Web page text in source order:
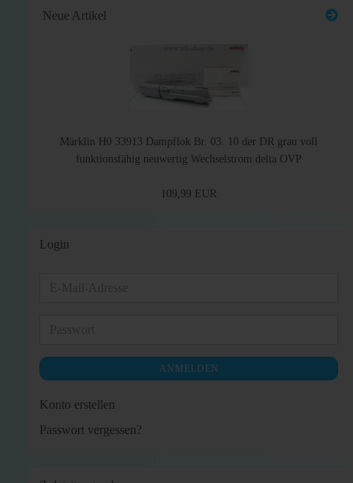
Neue Artikel
Märklin H0 33913 Dampflok Br. 03. 10 der DR grau voll
funktionsfähig neuwertig Wechselstrom delta OVP
109,99 EUR
Login
ANMELDEN
Konto erstellen
Passwort vergessen?